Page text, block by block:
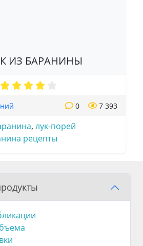
ИЗ БАРАНИНЫ
7 393
0
, лук-порей
рецепты